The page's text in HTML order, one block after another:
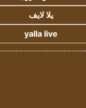
يلا لايف
yalla live